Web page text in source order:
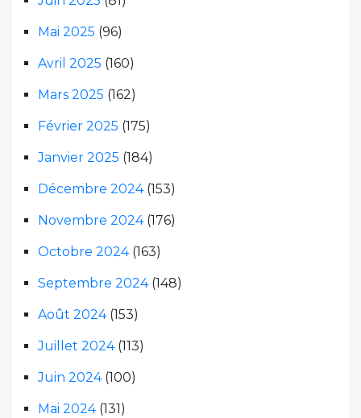
Mai 2025 (96)
Avril 2025 (160)
Mars 2025 (162)
Février 2025 (175)
Janvier 2025 (184)
Décembre 2024(153)
Novembre 2024(176)
Octobre 2024(163)
Septembre 2024(148)
Août 2024(153)
Juillet 2024(113)
Juin 2024(100)
Mai 2024(131)